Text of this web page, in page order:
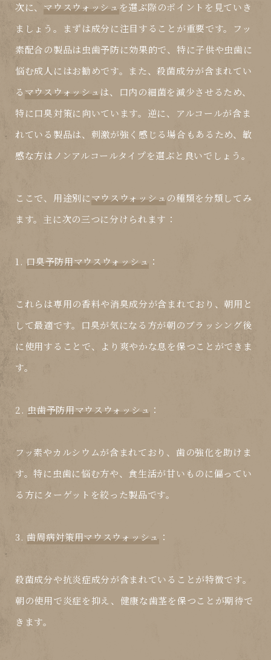
次に、 マウスウォッシュ を選ぶ際のポイントを見ていき
ましょう。まずは成分に注目することが重要です。フッ
素配合の製品は虫歯予防に効果的で、特に子供や虫歯に
悩む成人にはお勧めです。また、殺菌成分が含まれてい
る マウスウォッシュは、口内の細菌を減少させるため、
特に口臭対策に向いています。逆に、アルコールが含ま
れている製品は、刺激が強く感じる場合もあるため、敏
感な方はノンアルコールタイプを選ぶと良いでしょう。
ここで、用途別にマウスウォッシュの種類を分類してみ
ます。主に次の三つに分けられます：
1. 口臭予防用マウスウォッシュ ：
これらは専用の香料や消臭成分が含まれており、朝用と
して最適です。口臭が気になる方が朝のブラッシング後
に使用することで、より爽やかな息を保つことができま
す。
2. 虫歯予防用マウスウォッシュ ：
フッ素やカルシウムが含まれており、歯の強化を助けま
す。特に虫歯に悩む方や、食生活が甘いものに偏ってい
る方にターゲットを絞った製品です。
3.歯周病対策用マウスウォッシュ ：
殺菌成分や抗炎症成分が含まれていることが特徴です。
朝の使用で炎症を抑え、健康な歯茎を保つことが期待で
きます。